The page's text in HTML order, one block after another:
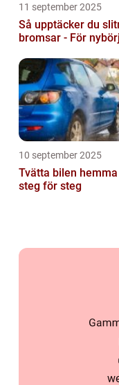
11 september 2025
Så upptäcker du
bromsar - För
10 september 2025
Tvätta bilen
steg för steg